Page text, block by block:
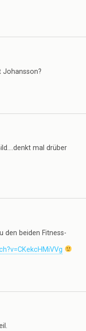
Johansson?
mal drüber
den beiden Fitness-